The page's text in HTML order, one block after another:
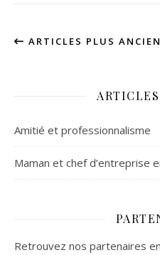
ARTICLES PLUS
Amitié et professionnalisme
Maman et chef d’entreprise
Retrouvez nos partenaires